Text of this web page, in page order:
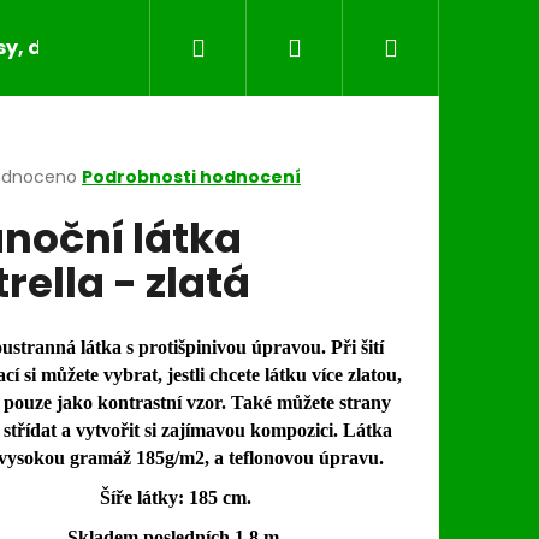
dečky, běhouny, povlaky na polštáře
Hledat PřihlášeníNákupní
Podrobnosti hodnocení
látka
- zlatá
látka s protišpinivou úpravou. Při šití
si můžete vybrat, jestli chcete látku více zlatou,
pouze jako kontrastní vzor. Také můžete strany
a vytvořit si zajímavou kompozici. Látka
gramáž 185g/m2, a teflonovou úpravu.
Šíře látky: 185 cm.